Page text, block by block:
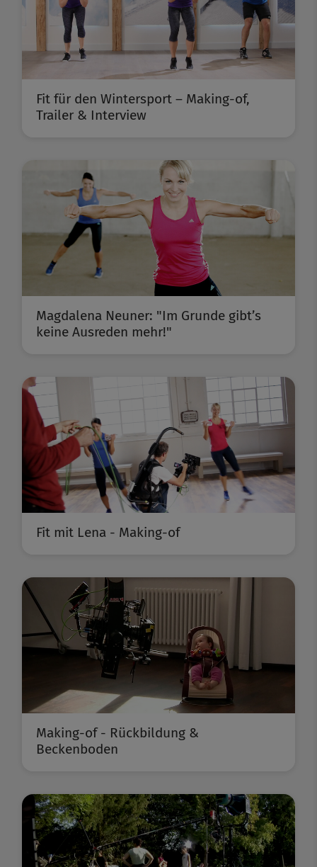
Fit für den Wintersport – Making-of,
Trailer & Interview
Magdalena Neuner: "Im Grunde gibt’s
keine Ausreden mehr!"
Fit mit Lena - Making-of
Making-of - Rückbildung &
Beckenboden